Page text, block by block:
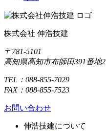
株式会社 伸浩技建
〒781-5101
高知県高知市布師田391番地2
TEL：088-855-7029
FAX：088-855-7523
お問い合わせ
伸浩技建について